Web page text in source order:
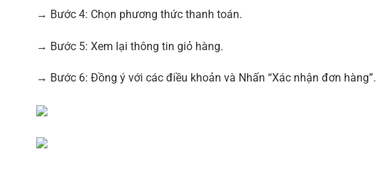
→ Bước 4: Chọn phương thức thanh toán.
→ Bước 5: Xem lại thông tin giỏ hàng.
→ Bước 6: Đồng ý với các điều khoản và Nhấn “Xác nhận đơn hàng”.